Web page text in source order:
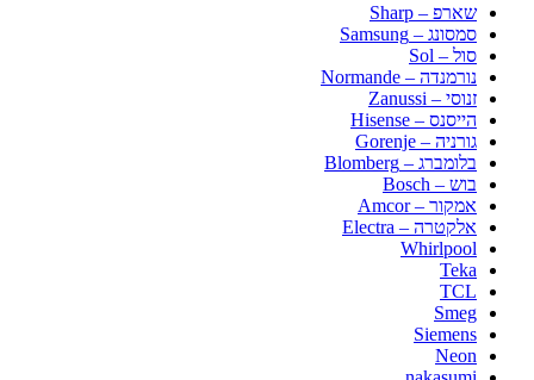
שארפ – Sharp
סמסונג – Samsung
סול – Sol
נורמנדה – Normande
זנוסי – Zanussi
הייסנס – Hisense
גורניה – Gorenje
בלומברג – Blomberg
בוש – Bosch
אמקור – Amcor
אלקטרה – Electra
Whirlpool
Teka
TCL
Smeg
Siemens
Neon